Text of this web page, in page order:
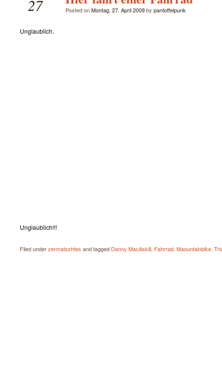
27 Posted onMontag, 27. April 2009by pantoffelpunk
Unglaublich.
Unglaublich!!!
Filed underzermatschtes and tagged Danny MacAskill, Fahrrad, Maountainbike,